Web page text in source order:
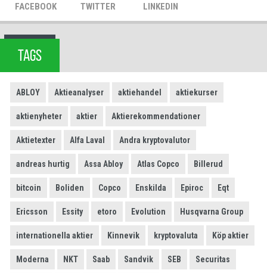
FACEBOOK TWITTER LINKEDIN
TAGS
ABLOY Aktieanalyser aktiehandel aktiekurser
aktienyheter aktier Aktierekommendationer
Aktietexter Alfa Laval Andra kryptovalutor
andreas hurtig Assa Abloy Atlas Copco Billerud
bitcoin Boliden Copco Enskilda Epiroc Eqt
Ericsson Essity etoro Evolution Husqvarna Group
internationella aktier Kinnevik kryptovaluta Köp aktier
Moderna NKT Saab Sandvik SEB Securitas